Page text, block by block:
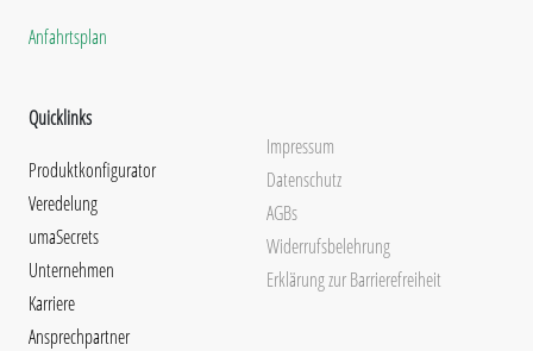
Anfahrtsplan
Quicklinks
Produktkonfigurator
Veredelung
umaSecrets
Unternehmen
Karriere
Ansprechpartner
Impressum
Datenschutz
AGBs
Widerrufsbelehrung
Erklärung zur Barrierefreiheit